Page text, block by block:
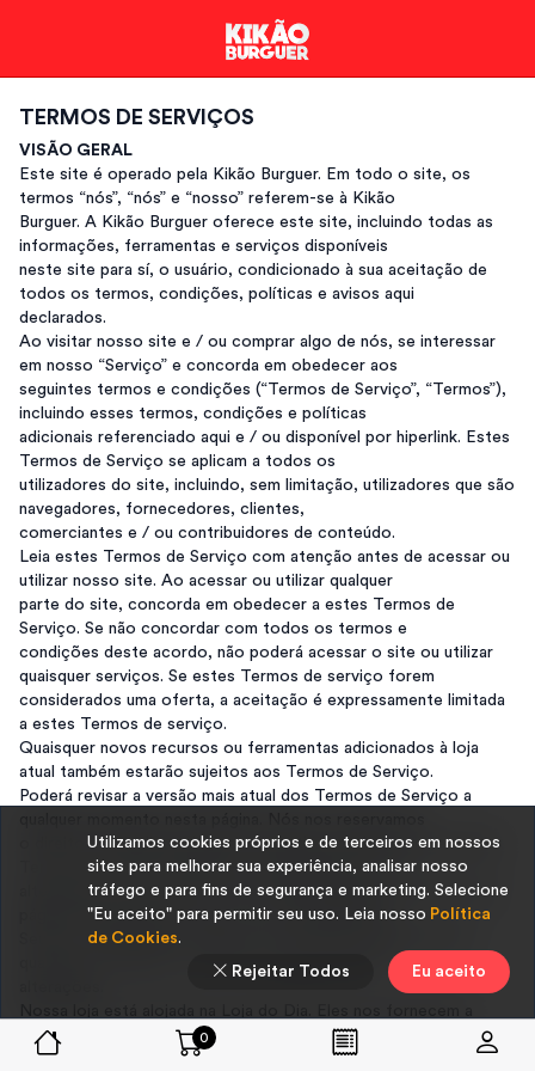
TERMOS DE SERVIÇOS
VISÃO GERAL
Este site é operado pela Kikão Burguer. Em todo o site, os
termos “nós”, “nós” e “nosso” referem-se à Kikão
Burguer. A Kikão Burguer oferece este site, incluindo todas as
informações, ferramentas e serviços disponíveis
neste site para sí, o usuário, condicionado à sua aceitação de
todos os termos, condições, políticas e avisos aqui
declarados.
Ao visitar nosso site e / ou comprar algo de nós, se interessar
em nosso “Serviço” e concorda em obedecer aos
seguintes termos e condições (“Termos de Serviço”, “Termos”),
incluindo esses termos, condições e políticas
adicionais referenciado aqui e / ou disponível por hiperlink. Estes
Termos de Serviço se aplicam a todos os
utilizadores do site, incluindo, sem limitação, utilizadores que são
navegadores, fornecedores, clientes,
comerciantes e / ou contribuidores de conteúdo.
Leia estes Termos de Serviço com atenção antes de acessar ou
utilizar nosso site. Ao acessar ou utilizar qualquer
parte do site, concorda em obedecer a estes Termos de
Serviço. Se não concordar com todos os termos e
condições deste acordo, não poderá acessar o site ou utilizar
quaisquer serviços. Se estes Termos de serviço forem
considerados uma oferta, a aceitação é expressamente limitada
a estes Termos de serviço.
Quaisquer novos recursos ou ferramentas adicionados à loja
atual também estarão sujeitos aos Termos de Serviço.
Poderá revisar a versão mais atual dos Termos de Serviço a
o direito de atualizar, alterar ou substituir qualquer parte destes
Termos de Serviço publicando atualizações e / ou
alterações em nosso site. É sua responsabilidade verificar esta
página periodicamente para ver se há alterações.
Seu uso continuado ou acesso ao site após a publicação de
quaisquer alterações constitui aceitação dessas
plataforma de comércio eletrônico online que nos
permite vender nossos produtos e serviços para sí.
0
Utilizamos cookies próprios e de terceiros em nossos
sites para melhorar sua experiência, analisar nosso
tráfego e para fins de segurança e marketing. Selecione
"Eu aceito" para permitir seu uso. Leia nosso Política
de Cookies.
Rejeitar Todos
Eu aceito